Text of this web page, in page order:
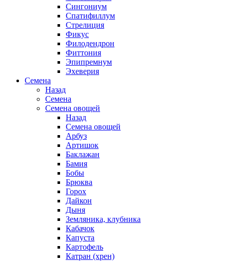
Сингониум
Спатифиллум
Стрелиция
Фикус
Филодендрон
Фиттония
Эпипремнум
Эхеверия
Семена
Назад
Семена
Семена овощей
Назад
Семена овощей
Арбуз
Артишок
Баклажан
Бамия
Бобы
Брюква
Горох
Дайкон
Дыня
Земляника, клубника
Кабачок
Капуста
Картофель
Катран (хрен)